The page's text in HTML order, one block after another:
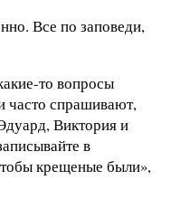
Все по заповеди,
то вопросы
часто спрашивают,
Виктория и
в
крещеные были»,